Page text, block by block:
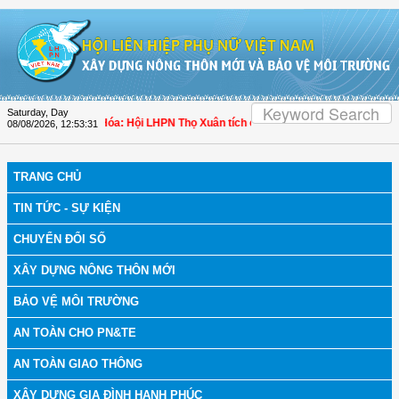
Saturday, Day
08/08/2026 12:53:32
bệnh | Thanh Hóa: Hội LHPN Thọ Xuân tích cực góp phần nâng cao tỷ lệ
TRANG CHỦ
TIN TỨC - SỰ KIỆN
CHUYỂN ĐỔI SỐ
XÂY DỰNG NÔNG THÔN MỚI
BẢO VỆ MÔI TRƯỜNG
AN TOÀN CHO PN&TE
AN TOÀN GIAO THÔNG
XÂY DỰNG GIA ĐÌNH HẠNH PHÚC